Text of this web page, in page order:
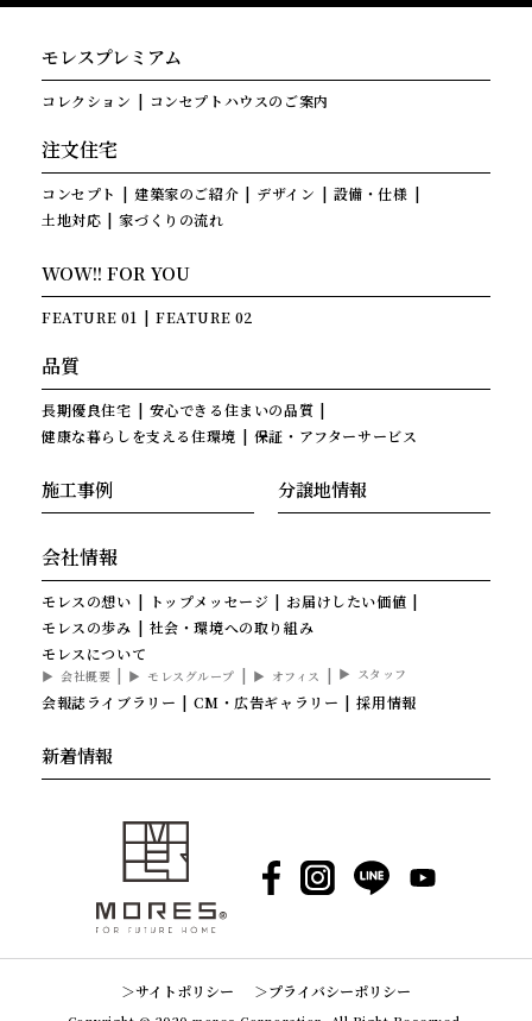
モレスプレミアム
コレクション コンセプトハウスのご案内
注文住宅
コンセプト 建築家のご紹介 デザイン
設備・仕様
土地対応
家づくりの流れ
WOW!! FOR YOU
FEATURE 01 FEATURE 02
品質
長期優良住宅
安心できる住まいの品質
健康な暮らしを支える住環境
保証・アフターサービス
施工事例 分譲地情報
会社情報
モレスの想い トップメッセージ
お届けしたい価値
モレスの歩み
社会・環境への取り組み
モレスについて
会社概要 モレスグループ オフィス スタッフ
会報誌ライブラリー CM・広告ギャラリー 採用情報
新着情報
Facebook
Instagram
LINE YouTube
サイトポリシー プライバシーポリシー